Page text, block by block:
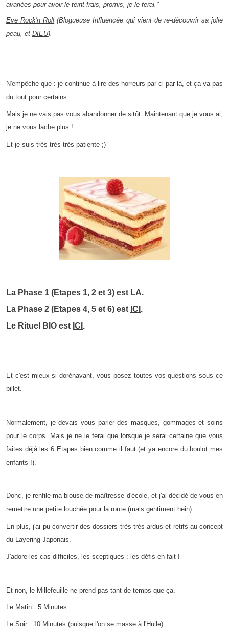
avariées pour avoir le teint frais, promis, je le ferai."
Eve Rock'n Roll (Blogueuse Influencée qui vient de re-découvrir sa jolie
peau, et DIEU).
N'empêche que : je continue à lire des horreurs par ci par là, et ça va pas
du tout pour certains.
Mais je ne vais pas vous abandonner de sitôt. Maintenant que je vous ai,
je ne vous lache plus !
Et je suis très très très patiente ;)
La Phase 1 (Etapes 1, 2 et 3) est LA.
La Phase 2 (Etapes 4, 5 et 6) est ICI .
Le Rituel BIO est ICI .
Et c'est mieux si dorénavant, vous posez toutes vos questions sous ce
billet.
Normalement, je devais vous parler des masques, gommages et soins
pour le corps. Mais je ne le ferai que lorsque je serai certaine que vous
faites déjà les 6 Etapes bien comme il faut (et ya encore du boulot mes
enfants !).
Donc, je renfile ma blouse de maîtresse d'école, et j'ai décidé de vous en
remettre une petite louchée pour la route (mais gentiment hein).
En plus, j'ai pu convertir des dossiers très très ardus et rétifs au concept
du Layering Japonais.
J'adore les cas difficiles, les sceptiques : les défis en fait !
Et non, le Millefeuille ne prend pas tant de temps que ça.
Le Matin : 5 Minutes.
Le Soir : 10 Minutes (puisque l'on se masse à l'Huile).